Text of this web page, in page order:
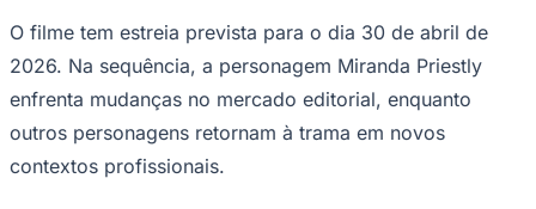
Champions League
Premier League
La Liga
Bundesliga
Mundial 2026
Times - Ir direto
O filme tem estreia prevista para o dia 30 de abril de
2026. Na sequência, a personagem Miranda Priestly
enfrenta mudanças no mercado editorial, enquanto
outros personagens retornam à trama em novos
contextos profissionais.